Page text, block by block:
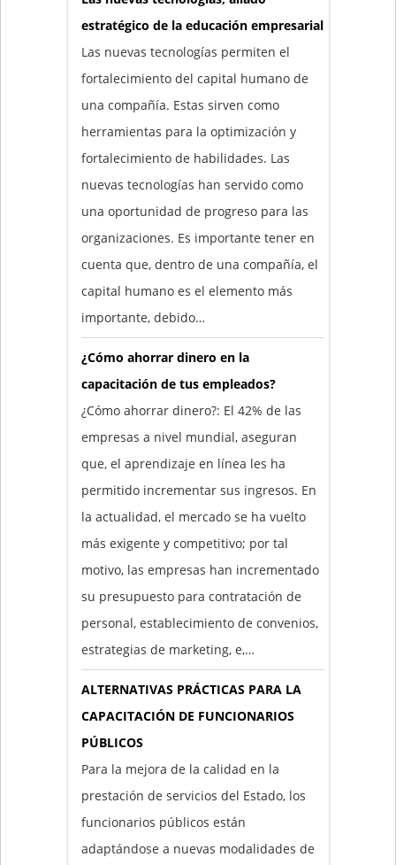
estratégico de la educación empresarial
Las nuevas tecnologías permiten el
fortalecimiento del capital humano de
una compañía. Estas sirven como
herramientas para la optimización y
fortalecimiento de habilidades. Las
nuevas tecnologías han servido como
una oportunidad de progreso para las
organizaciones. Es importante tener en
cuenta que, dentro de una compañía, el
capital humano es el elemento más
importante, debido…
¿Cómo ahorrar dinero en la
capacitación de tus empleados?
¿Cómo ahorrar dinero?: El 42% de las
empresas a nivel mundial, aseguran
que, el aprendizaje en línea les ha
permitido incrementar sus ingresos. En
la actualidad, el mercado se ha vuelto
más exigente y competitivo; por tal
motivo, las empresas han incrementado
su presupuesto para contratación de
personal, establecimiento de convenios,
estrategias de marketing, e,…
ALTERNATIVAS PRÁCTICAS PARA LA
CAPACITACIÓN DE FUNCIONARIOS
PÚBLICOS
Para la mejora de la calidad en la
prestación de servicios del Estado, los
funcionarios públicos están
adaptándose a nuevas modalidades de